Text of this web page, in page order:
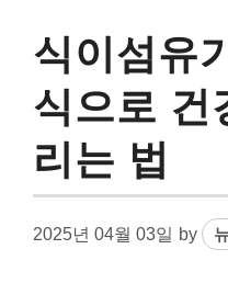
식이섬유
식으로 건
리는 법
2025년 04월 03일 by